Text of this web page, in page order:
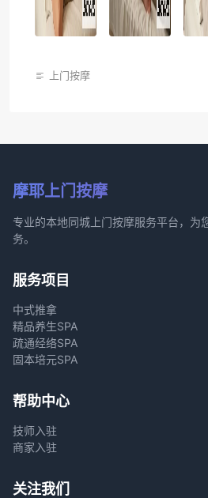
上门按摩
摩耶上门按摩
专业的本地同城上门按摩服务平台，为
务。
服务项目
中式推拿
精品养生SPA
疏通经络SPA
固本培元SPA
帮助中心
技师入驻
商家入驻
关注我们